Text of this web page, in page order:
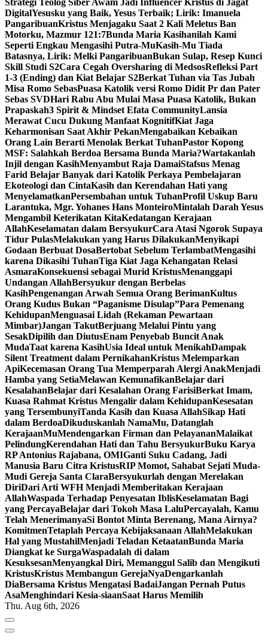
Strategi Teolog Siber Awam Jadi Influencer Kristus di Jagat
DigitalYesusku yang Baik, Yesus Terbaik; Lirik: Imanuela
PangaribuanKristus Menjagaku Saat 2 Kali Meletus Ban
Motorku, Mazmur 121:7Bunda Maria Kasihanilah Kami
Seperti Engkau Mengasihi Putra-MuKasih-Mu Tiada
Batasnya, Lirik: Melki PangaribuanBukan Sulap, Resep Kunci
Skill Studi S2Cara Cegah Oversharing di MedsosRefleksi Part
1-3 (Ending) dan Kiat Belajar S2Berkat Tuhan via Tas Jubah
Misa Romo SebasPuasa Katolik versi Romo Didit Pr dan Pater
Sebas SVDHari Rabu Abu Mulai Masa Puasa Katolik, Bukan
Prapaskah3 Spirit & Mindset Efata CommunityLansia
Merawat Cucu Dukung Manfaat KognitifKiat Jaga
Keharmonisan Saat Akhir PekanMengabaikan Kebaikan
Orang Lain Berarti Menolak Berkat TuhanPastor Kopong
MSF: Salahkah Berdoa Bersama Bunda Maria?Wartakanlah
Injil dengan KasihMenyambut Raja DamaiStafsus Menag
Farid Belajar Banyak dari Katolik Perkaya Pembelajaran
Ekoteologi dan CintaKasih dan Kerendahan Hati yang
MenyelamatkanPersembahan untuk TuhanProfil Uskup Baru
Larantuka, Mgr. Yohanes Hans MonteiroMintalah Darah Yesus
Mengambil Keterikatan KitaKedatangan Kerajaan
AllahKeselamatan dalam BersyukurCara Atasi Ngorok Supaya
Tidur PulasMelakukan yang Harus DilakukanMenyikapi
Godaan Berbuat DosaBertobat Sebelum TerlambatMengasihi
karena Dikasihi TuhanTiga Kiat Jaga Kehangatan Relasi
AsmaraKonsekuensi sebagai Murid KristusMenanggapi
Undangan AllahBersyukur dengan Berbelas
KasihPengenangan Arwah Semua Orang BerimanKultus
Orang Kudus Bukan “Paganisme Disulap”Para Pemenang
KehidupanMenguasai Lidah (Rekaman Pewartaan
Mimbar)Jangan TakutBerjuang Melalui Pintu yang
SesakDipilih dan DiutusEnam Penyebab Buncit Anak
MudaTaat karena KasihUsia Ideal untuk MenikahDampak
Silent Treatment dalam PernikahanKristus Melemparkan
ApiKecemasan Orang Tua Memperparah Alergi AnakMenjadi
Hamba yang SetiaMelawan KemunafikanBelajar dari
KesalahanBelajar dari Kesalahan Orang FarisiBerkat Imam,
Kuasa Rahmat Kristus Mengalir dalam KehidupanKesesatan
yang TersembunyiTanda Kasih dan Kuasa AllahSikap Hati
dalam BerdoaDikuduskanlah NamaMu, Datanglah
KerajaanMuMendengarkan Firman dan PelayananMalaikat
PelindungKerendahan Hati dan Tahu BersyukurBuku Karya
RP Antonius Rajabana, OMIGanti Suku Cadang, Jadi
Manusia Baru Citra KristusRIP Momot, Sahabat Sejati Muda-
Mudi Gereja Santa ClaraBersyukurlah dengan Merelakan
DiriDari Arti WFH Menjadi Memberitakan Kerajaan
AllahWaspada Terhadap Penyesatan IblisKeselamatan Bagi
yang PercayaBelajar dari Tokoh Masa LaluPercayalah, Kamu
Telah MenerimanyaSi Bontot Minta Berenang, Mana Airnya?
KomitmenTetaplah Percaya Kebijaksanaan AllahMelakukan
Hal yang MustahilMenjadi Teladan KetaatanBunda Maria
Diangkat ke SurgaWaspadalah di dalam
KesuksesanMenyangkal Diri, Memanggul Salib dan Mengikuti
KristusKristus Membangun GerejaNyaDengarkanlah
DiaBersama Kristus Mengatasi BadaiJangan Pernah Putus
AsaMenghindari Kesia-siaanSaat Harus Memilih
Thu. Aug 6th, 2026